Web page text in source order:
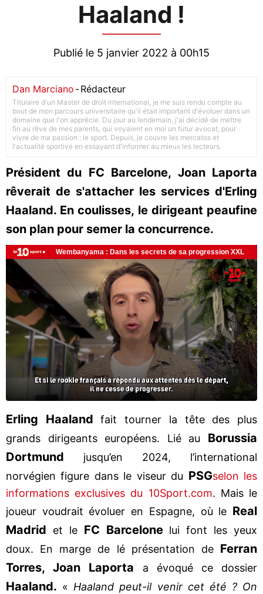
Haaland !
Publié le 5 janvier 2022 à 00h15
Dan Marciano -Rédacteur
Titulaire d'un Master de droit international, je me suis rendu compte au
bout de mon parcours universitaire qu'il était important d'évoluer dans un
domaine que l'on apprécie. Du jour au lendemain, j'ai décidé de mettre
fin au rêve de mes parents, qui voyaient en moi un futur avocat, pour
vivre de ma passion : le sport. Depuis, je couvre les mercatos et
l'actualité sportive en essayant d'informer au mieux les lecteurs.
Président du FC Barcelone, Joan Laporta
rêverait de s'attacher les services d'Erling
Haaland. En coulisses, le dirigeant peaufine
son plan pour semer la concurrence.
Erling Haaland fait tourner la tête des plus
grands dirigeants européens. Lié au Borussia
Dortmund jusqu’en 2024, l’international
norvégien figure dans le viseur du PSGselon les
informations exclusives du 10Sport.com. Mais le
joueur voudrait évoluer en Espagne, où le Real
Madrid et le FC Barcelonelui font les yeux
doux. En marge de lé présentation de Ferran
Torres, Joan Laporta a évoqué ce dossier
Haaland. « Haaland peut-il venir cet été ? On